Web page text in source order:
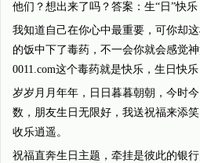
他们？想出来了吗？答案：生“日”快乐
我知道自己在你心中最重要，可你却
的饭中下了毒药，不一会你就会感觉
0011.com这个毒药就是快乐，生日快乐
岁岁月月年年，日日暮暮朝朝，今时
数，朋友生日无限好，我送祝福来添
收乐逍遥。
祝福直奔生日主题，牵挂是彼此的银